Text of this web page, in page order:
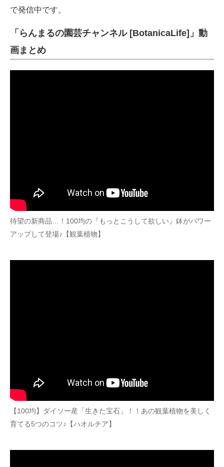
で発信中です。
「らんまるの園芸チャンネル [BotanicaLife]」動
画まとめ
待望の新商品…！100均の『もっとこうして欲しい』鉢がパワー
アップして登場♪【観葉植物】
【100均】ダイソー産「生きた宝石」！！あの観葉植物を美しく
育てる5つのコツ♪【ハオルチア】